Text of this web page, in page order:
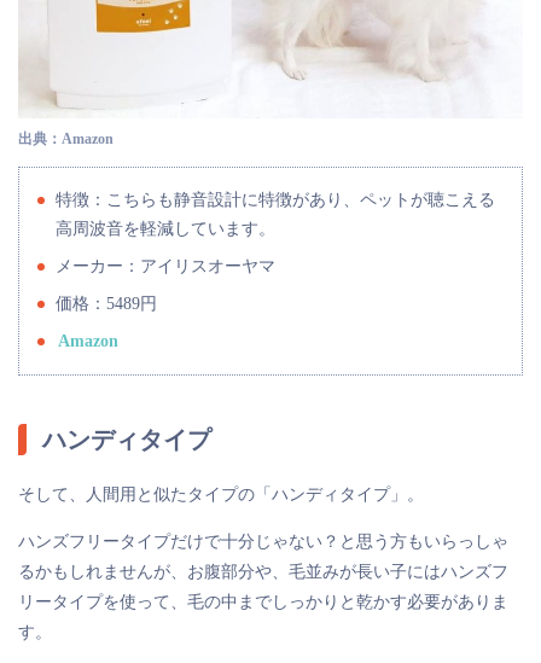
出典：Amazon
特徴：こちらも静音設計に特徴があり、ペットが聴こえる
高周波音を軽減しています。
メーカー：アイリスオーヤマ
価格：5489円
Amazon
ハンディタイプ
そして、人間用と似たタイプの「ハンディタイプ」。
ハンズフリータイプだけで十分じゃない？と思う方もいらっしゃ
るかもしれませんが、お腹部分や、毛並みが長い子にはハンズフ
リータイプを使って、毛の中までしっかりと乾かす必要がありま
す。